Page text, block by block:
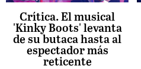
Crítica. El musical
'Kinky Boots' levanta
de su butaca hasta al
espectador más
reticente